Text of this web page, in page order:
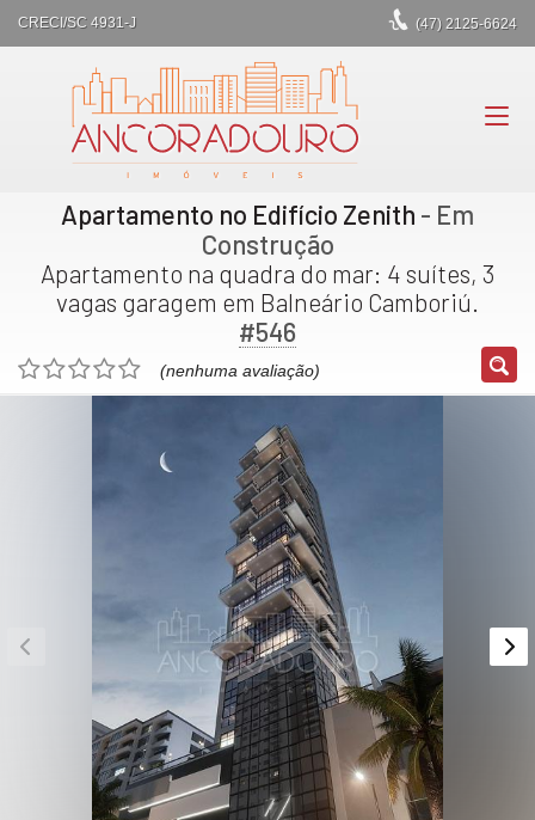
CRECI/SC 4931-J (47) 2125-6624
Apartamento no Edifício Zenith - Em
Construção
Apartamento na quadra do mar: 4 suítes, 3
vagas garagem em Balneário Camboriú.
#546
(nenhuma avaliação)